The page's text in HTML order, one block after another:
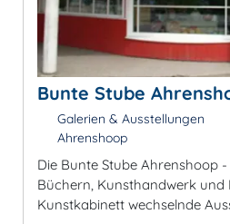
Bunte Stube
Galerien & Ausstellungen
Ahrenshoop
Die Bunte Stube Ahrenshoop
Büchern, Kunsthandwerk
Kunstkabinett wechselnde